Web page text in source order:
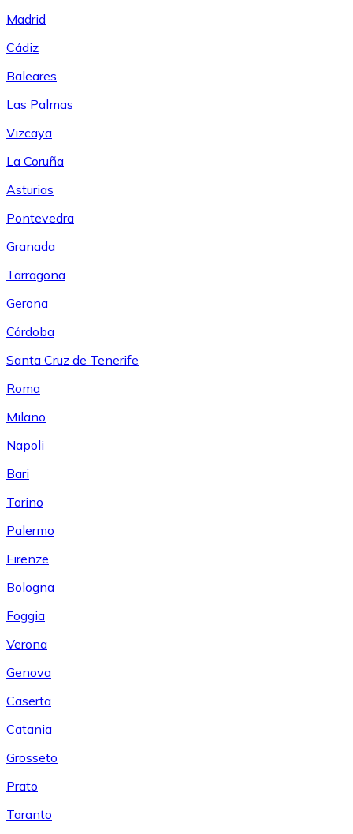
Madrid
Cádiz
Baleares
Las Palmas
Vizcaya
La Coruña
Asturias
Pontevedra
Granada
Tarragona
Gerona
Córdoba
Santa Cruz de Tenerife
Roma
Milano
Napoli
Bari
Torino
Palermo
Firenze
Bologna
Foggia
Verona
Genova
Caserta
Catania
Grosseto
Prato
Taranto